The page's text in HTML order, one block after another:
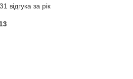
відгука за рік